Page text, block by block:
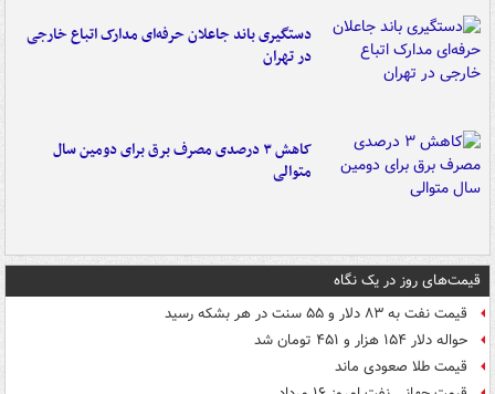
دستگیری باند جاعلان حرفه‌ای مدارک اتباع خارجی
در تهران
کاهش ۳ درصدی مصرف برق برای دومین سال
متوالی
قیمت‌های روز در یک نگاه
قیمت نفت به ۸۳ دلار و ۵۵ سنت در هر بشکه رسید
حواله دلار ۱۵۴ هزار و ۴۵۱ تومان شد
قیمت طلا صعودی ماند